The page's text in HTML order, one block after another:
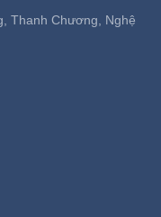
Thanh Chương, Nghệ